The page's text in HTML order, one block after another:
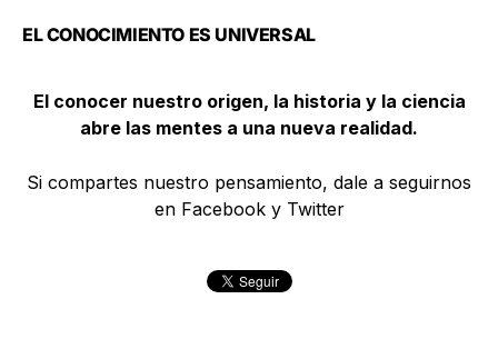
EL CONOCIMIENTO ES UNIVERSAL
El conocer nuestro origen, la historia y la ciencia
abre las mentes a una nueva realidad.
Si compartes nuestro pensamiento, dale a seguirnos
en Facebook y Twitter